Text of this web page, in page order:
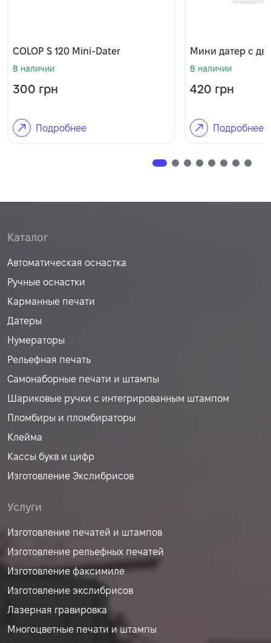
COLOP S 120 Mini-Dater
В наличии
300 грн
Подробнее
Мини датер с
В наличии
420 грн
Подробнее
Услуги
Изготовление печатей и штампов
Изготовление рельефных печатей
Изготовление факсимиле
Изготовление экслибрисов
Лазерная гравировка
Многоцветные печати и штампы
Каталог
Автоматическая оснастка
Ручные оснастки
Карманные печати
Датеры
Нумераторы
Рельефная печать
Самонаборные печати и штампы
Шариковые ручки с интегрированным штампом
Пломбиры и пломбираторы
Клейма
Кассы букв и цифр
Изготовление Экслибрисов